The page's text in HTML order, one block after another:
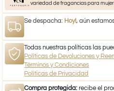
variedad de fragancias para mujer
Se despacha: Hoy!, aún
Todas nuestras políticas las
Políticas de Devoluciones y
Términos y Condiciones
Políticas de Privacidad
Compra protegida: recibe el